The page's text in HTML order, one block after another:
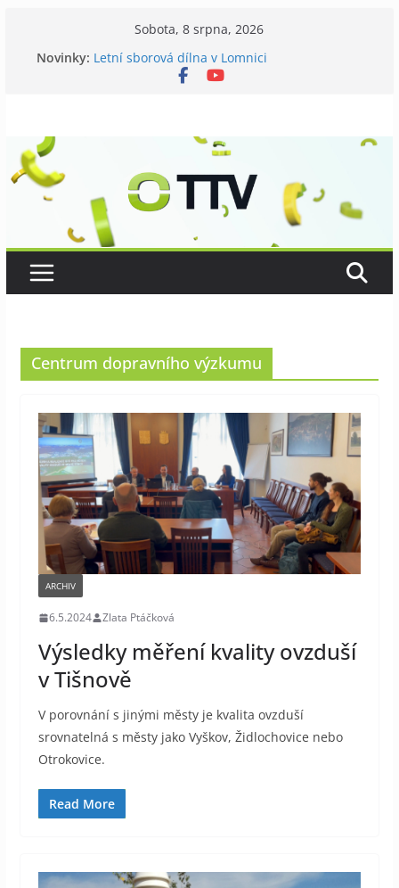
Sobota, 8 srpna, 2026
Novinky: Letní sborová dílna v Lomnici
Chovatelé si připomněli 120 let své existence
Centrum dopravního výzkumu
ARCHIV
6.5.2024 Zlata Ptáčková
Výsledky měření kvality ovzduší
v Tišnově
V porovnání s jinými městy je kvalita ovzduší
srovnatelná s městy jako Vyškov, Židlochovice nebo
Otrokovice.
Read More